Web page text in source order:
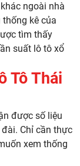
ngoài nhà
kê của
tìm thấy
suất lô tô xổ
Tô Thái
được số liệu
Chỉ cần thực
xem thống